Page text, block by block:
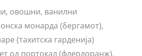
овошни, ванилни
монарда (бергамот),
(тахитска гарденија)
од портокал (флердоранж),